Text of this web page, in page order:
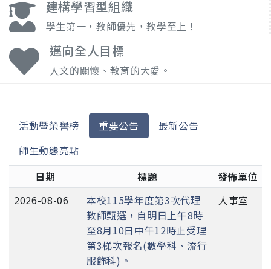
建構學習型組織
學生第一，教師優先，教學至上！
邁向全人目標
人文的關懷、教育的大愛。
活動暨榮譽榜 重要公告
最新公告
師生動態亮點
日期
標題
發佈單位
2026-08-06
本校115學年度第3次代理
教師甄選，自明日上午8時
至8月10日中午12時止受理
第3梯次報名(數學科、流行
服飾科)。
人事室